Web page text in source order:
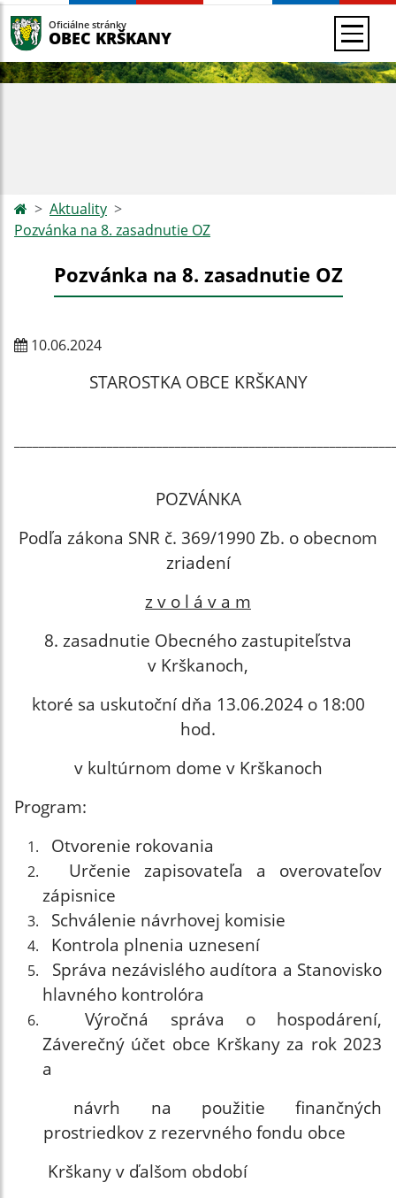
Oficiálne stránky
OBEC KRŠKANY
Aktuality
Pozvánka na 8. zasadnutie OZ
Pozvánka na 8. zasadnutie OZ
10.06.2024
STAROSTKA OBCE KRŠKANY
POZVÁNKA
Podľa zákona SNR č. 369/1990 Zb. o obecnom
zriadení
z v o l á v a m
8. zasadnutie Obecného zastupiteľstva
v Krškanoch,
ktoré sa uskutoční dňa 13.06.2024 o 18:00
hod.
v kultúrnom dome v Krškanoch
Program:
Otvorenie rokovania
Určenie zapisovateľa a overovateľov
zápisnice
Schválenie návrhovej komisie
Kontrola plnenia uznesení
Správa nezávislého audítora a Stanovisko
hlavného kontrolóra
Výročná správa o hospodárení,
Záverečný účet obce Krškany za rok 2023
a
návrh na použitie finančných
prostriedkov z rezervného fondu obce
Krškany v ďalšom období